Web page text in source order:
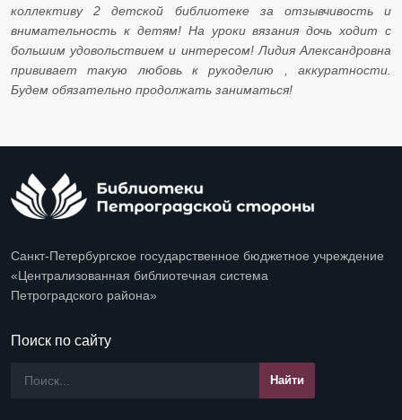
коллективу 2 детской библиотеке за отзывчивость и
внимательность к детям! На уроки вязания дочь ходит с
большим удовольствием и интересом! Лидия Александровна
прививает такую любовь к рукоделию , аккуратности.
Будем обязательно продолжать заниматься!
Санкт-Петербургское государственное бюджетное учреждение
«Централизованная библиотечная система
Петроградского района»
Поиск по сайту